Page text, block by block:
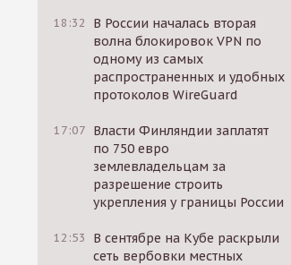
18:32
В России началась вторая
волна блокировок VPN по
одному из самых
распространенных и удобных
протоколов WireGuard
17:07 Власти Финляндии заплатят
по 750 евро
землевладельцам за
разрешение строить
укрепления у границы России
12:53
В сентябре на Кубе раскрыли
сеть вербовки местных